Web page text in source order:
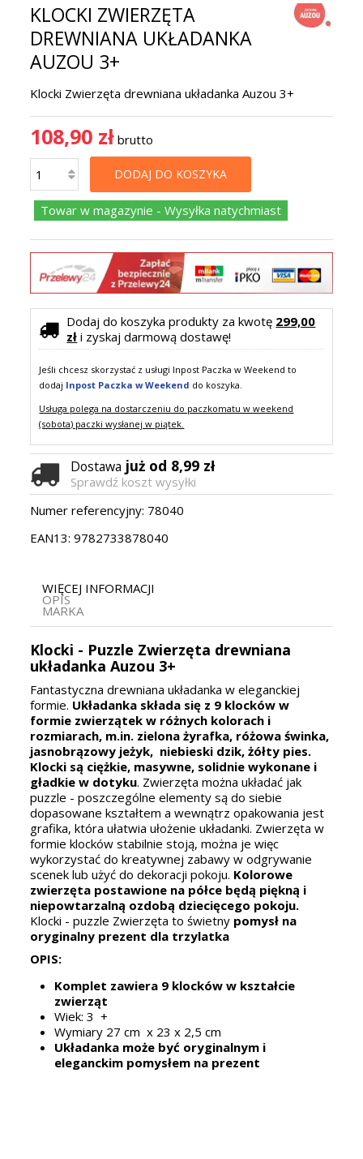
KLOCKI ZWIERZĘTA
DREWNIANA UKŁADANKA
AUZOU 3+
Klocki Zwierzęta drewniana układanka Auzou 3+
108,90 zł brutto
DODAJ DO KOSZYKA
Towar w magazynie - Wysyłka natychmiast
Dodaj do koszyka produkty za kwotę 299,00
zł i zyskaj darmową dostawę!
Jeśli chcesz skorzystać z usługi Inpost Paczka w Weekend to
dodaj Inpost Paczka w Weekend do koszyka.
Usługa polega na dostarczeniu do paczkomatu w weekend
(sobota) paczki wysłanej w piątek.
Dostawa już od 8,99 zł
Sprawdź koszt wysyłki
Numer referencyjny: 78040
EAN13: 9782733878040
WIĘCEJ INFORMACJI
OPIS
MARKA
Klocki - Puzzle Zwierzęta drewniana
układanka Auzou 3+
Fantastyczna drewniana układanka w eleganckiej
formie. Układanka składa się z 9 klocków w
formie zwierzątek w różnych kolorach i
rozmiarach, m.in. zielona żyrafka, różowa świnka,
jasnobrązowy jeżyk, niebieski dzik, żółty pies.
Klocki są ciężkie, masywne, solidnie wykonane i
gładkie w dotyku. Zwierzęta można układać jak
puzzle - poszczególne elementy są do siebie
dopasowane kształtem a wewnątrz opakowania jest
grafika, która ułatwia ułożenie układanki. Zwierzęta w
formie klocków stabilnie stoją, można je więc
wykorzystać do kreatywnej zabawy w odgrywanie
scenek lub użyć do dekoracji pokoju. Kolorowe
zwierzęta postawione na półce będą piękną i
niepowtarzalną ozdobą dziecięcego pokoju.
Klocki - puzzle Zwierzęta to świetny pomysł na
oryginalny prezent dla trzylatka
OPIS:
Komplet zawiera 9 klocków w kształcie
zwierząt
Wiek: 3 +
Wymiary 27 cm x 23 x 2,5 cm
Układanka może być oryginalnym i
eleganckim pomysłem na prezent